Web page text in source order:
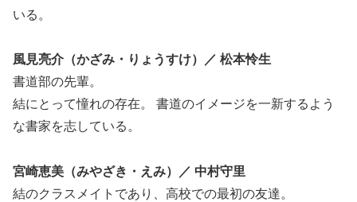
いる。
風見亮介（かざみ・りょうすけ）／ 松本怜生
書道部の先輩。
結にとって憧れの存在。 書道のイメージを一新するよう
な書家を志している。
宮崎恵美（みやざき・えみ）／ 中村守里
結のクラスメイトであり、高校での最初の友達。